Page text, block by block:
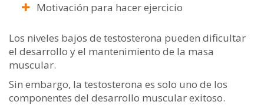
Motivación para hacer ejercicio
Los niveles bajos de testosterona pueden dificultar
el desarrollo y el mantenimiento de la masa
muscular.
Sin embargo, la testosterona es solo uno de los
componentes del desarrollo muscular exitoso.